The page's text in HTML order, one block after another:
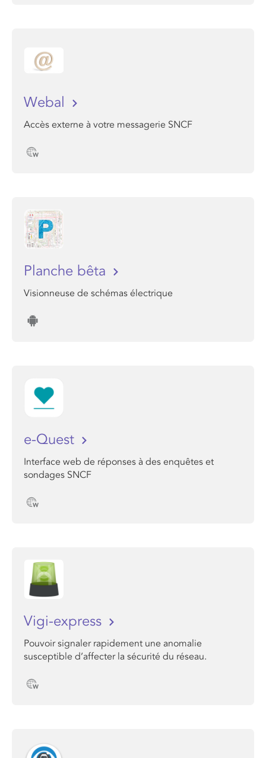
Webal
Accès externe à votre messagerie SNCF
Planche bêta
Visionneuse de schémas électrique
e-Quest
Interface web de réponses à des enquêtes et
sondages SNCF
Vigi-express
Pouvoir signaler rapidement une anomalie
susceptible d’affecter la sécurité du réseau.